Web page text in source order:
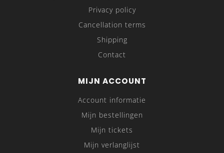
Privacy policy
Cancellation terms
Shipping
Contact
MIJN ACCOUNT
Account informatie
Mijn bestellingen
Mijn tickets
Mijn verlanglijst